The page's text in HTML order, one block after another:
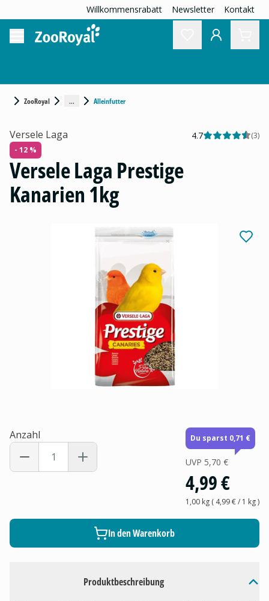
Willkommensrabatt Newsletter Kontakt
ZooRoyal ... Alleinfutter
Produktbeschreibung
Versele Laga 4.7 (3)
- 12 %
Versele Laga Prestige
Kanarien 1kg
Anzahl Du sparst 0,71 €
UVP 5,70 €
4,99 €
1,00 kg( 4,99 €/ 1 kg)
In den Warenkorb